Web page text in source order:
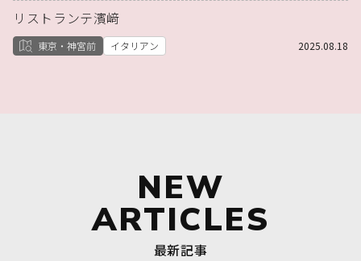
リストランテ濱﨑
東京・神宮前 イタリアン 2025.08.18
NEW
ARTICLES
最新記事